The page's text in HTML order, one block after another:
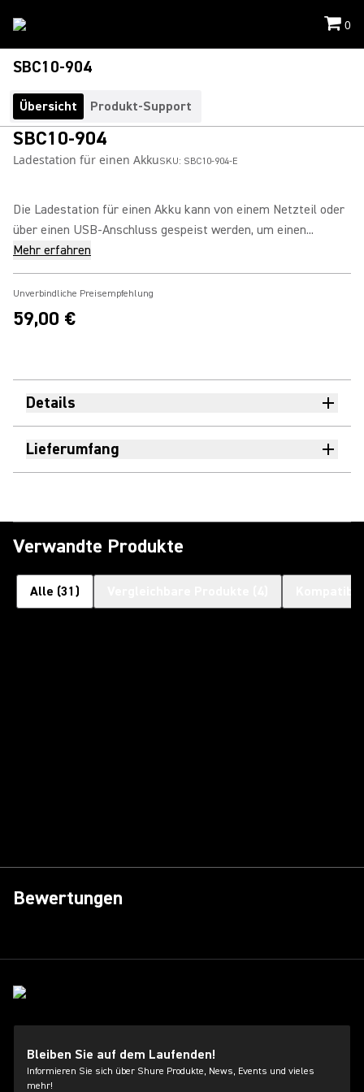
0
SBC10-904
Übersicht Produkt-Support
SBC10-904
Ladestation für einen AkkuSKU: SBC10-904-E
Die Ladestation für einen Akku kann von einem Netzteil oder
über einen USB-Anschluss gespeist werden, um einen...
Mehr erfahren
Unverbindliche Preisempfehlung
59,00 €
Details
Lieferumfang
Verwandte Produkte
Alle (31 )
Bewertungen
Bleiben Sie auf dem Laufenden!
Informieren Sie sich über Shure Produkte, News, Events und vieles
mehr!